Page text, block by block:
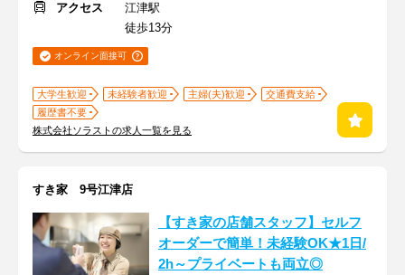
アクセス
江津駅
徒歩13分
オンライン面接可
大学生歓迎 未経験者歓迎 主婦(夫)歓迎
交通費支給
履歴書不要
株式会社ソラストの求人一覧を見る
すき家 9号江津店
【すき家の店舗スタッフ】セルフ
オーダーで簡単！未経験OK★1日/
2h～プライベートも両立◎